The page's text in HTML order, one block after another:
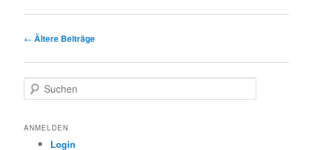
Beitragsnavigation
← Ältere Beiträge
u
h
ANMELDEN
Login